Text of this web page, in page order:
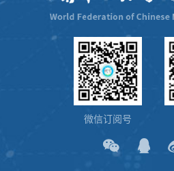
微信订阅号